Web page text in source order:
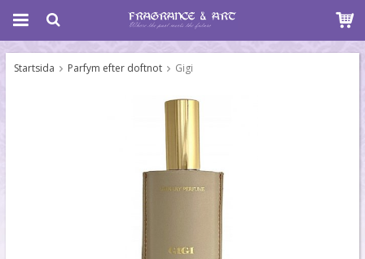
Startsida Parfym efter doftnot Gigi